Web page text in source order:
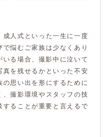
人式といった一生に一度
悩むご家族は少なくあり
いる場合、撮影中に泣いて
真を残せるかといった不安
思い出を形にするために
撮影環境やスタッフの技
ることが重要と言えるで